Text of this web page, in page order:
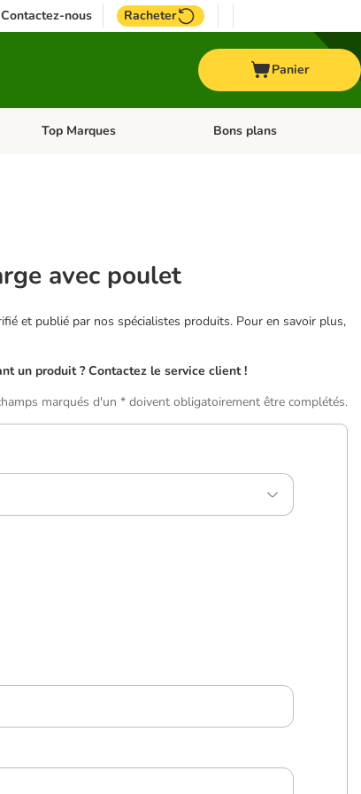
Contactez-nous Racheter
Panier
Oiseau
Dérouler les catégories: Cheval
Top Marques Dérouler les catégories: Top
Bons plans
avec poulet
et publié par nos spécialistes produits. Pour en savoir plus,
un produit ? Contactez le service client !
marqués d'un * doivent obligatoirement être complétés.